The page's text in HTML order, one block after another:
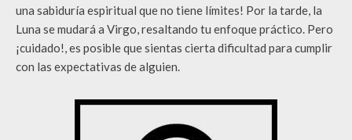
una sabiduría espiritual que no tiene límites! Por la tarde, la
Luna se mudará a Virgo, resaltando tu enfoque práctico. Pero
¡cuidado!, es posible que sientas cierta dificultad para cumplir
con las expectativas de alguien.